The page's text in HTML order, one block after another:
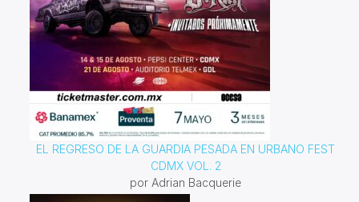
EL REGRESO DE LA GUARDIA PESADA EN URBANO FEST
CDMX VOL. 2
por Adrian Bacquerie